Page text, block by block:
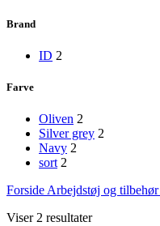
Brand
ID 2
Farve
Oliven 2
Silver grey 2
Navy 2
sort 2
Forside Arbejdstøj og tilbehør
Viser 2 resultater